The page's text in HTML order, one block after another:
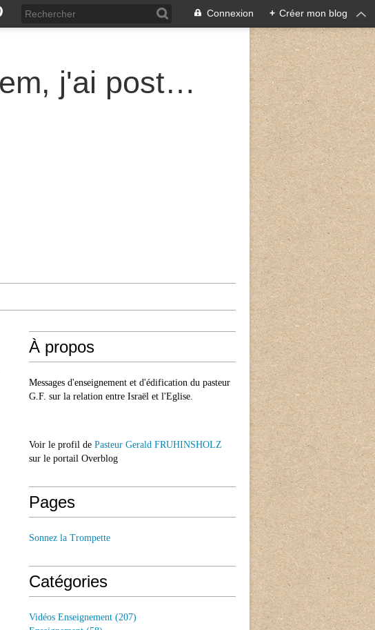
Connexion + Créer mon blog
Sur les murailles de Jérusalem, j'ai posté des gardes
À propos
Messages d'enseignement et d'édification du pasteur
G.F. sur la relation entre Israël et l'Eglise.
Voir le profil de Pasteur Gerald FRUHINSHOLZ
sur le portail Overblog
Pages
Sonnez la Trompette
Catégories
Vidéos Enseignement (207)